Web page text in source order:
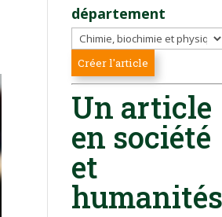
département
Un article
en société
et
humanités